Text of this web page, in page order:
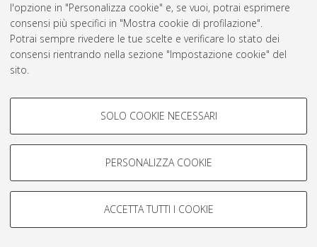
l'opzione in "Personalizza cookie" e, se vuoi, potrai esprimere
consensi più specifici in "Mostra cookie di profilazione".
Potrai sempre rivedere le tue scelte e verificare lo stato dei
consensi rientrando nella sezione "Impostazione cookie" del
sito.
COOKIE DI PROFILAZIONE -
Si tratta di cookie utilizzati per analizzare le caratteristiche della
navigazione degli utenti, creare profili in base al loro comportamento
Mostra cookie di profilazione
COOKIE TECNICI - NECESSARI
SOLO COOKIE NECESSARI
PERSONALIZZA COOKIE
ACCETTA TUTTI I COOKIE
AMS Laurea
Servizio implementato e gestito da AlmaDL
Impostazioni Cookie
© ALMA MATER STUDIORUM - Università di Bologna, 2007-2026.